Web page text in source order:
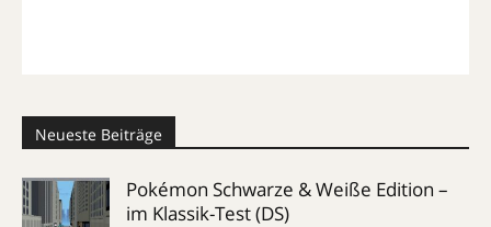
Neueste Beiträge
Pokémon Schwarze & Weiße Edition –
im Klassik-Test (DS)